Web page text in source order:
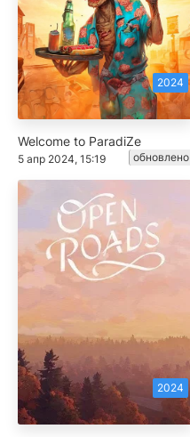
2024
Welcome to ParadiZe
5 апр 2024, 15:19 обновлено
2024